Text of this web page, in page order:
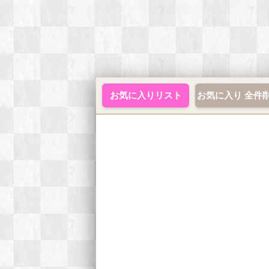
お気に入りリスト お気に入り 全件